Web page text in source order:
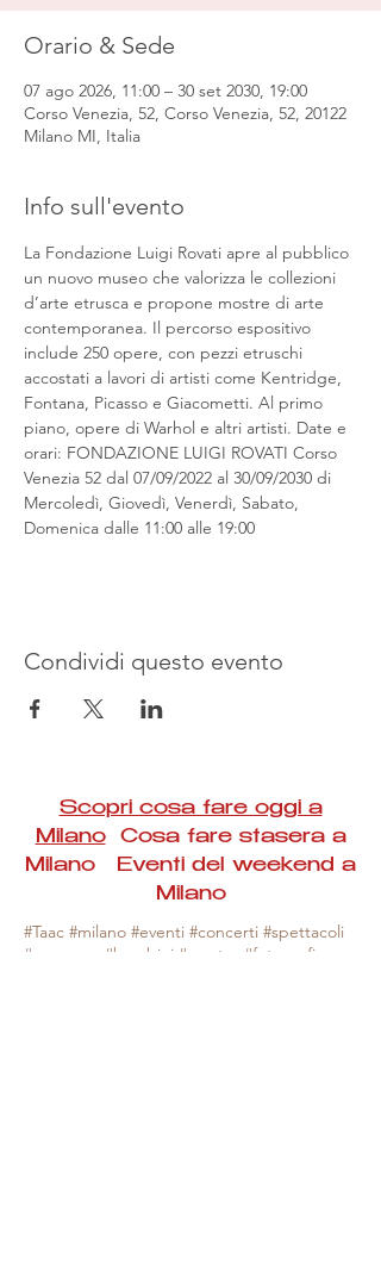
Orario & Sede
07 ago 2026, 11:00 – 30 set 2030, 19:00
Corso Venezia, 52, Corso Venezia, 52, 20122
Milano MI, Italia
Info sull'evento
La Fondazione Luigi Rovati apre al pubblico
un nuovo museo che valorizza le collezioni
d’arte etrusca e propone mostre di arte
contemporanea. Il percorso espositivo
include 250 opere, con pezzi etruschi
accostati a lavori di artisti come Kentridge,
Fontana, Picasso e Giacometti. Al primo
piano, opere di Warhol e altri artisti. Date e
orari: FONDAZIONE LUIGI ROVATI Corso
Venezia 52 dal 07/09/2022 al 30/09/2030 di
Mercoledì, Giovedì, Venerdì, Sabato,
Domenica dalle 11:00 alle 19:00
Condividi questo evento
Scopri cosa fare oggi a
MilanoCosa fare stasera a
Milano Eventi del weekend a
Milano
#Taac #milano #eventi #concerti #spettacoli
#rassegne #bambini #mostre #fotografia